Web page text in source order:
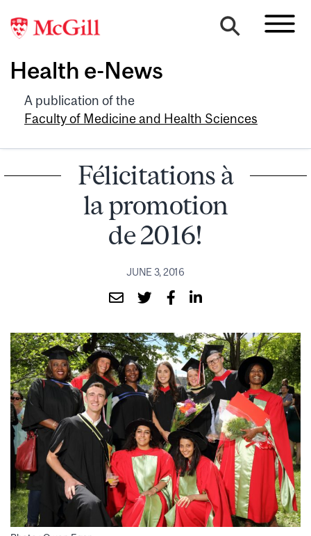
Health e-News
A publication of the
Faculty of Medicine and Health Sciences
Félicitations à
la promotion
de 2016!
JUNE 3, 2016